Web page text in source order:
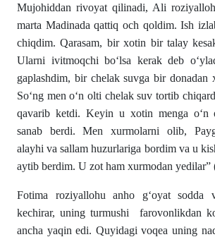
Mujohiddan rivoyat qilinadi, Ali
marta Madinada qattiq och qoldim. Ish
chiqdim. Qarasam, bir xotin bir talay
Ularni ivitmoqchi bo‘lsa kerak deb
gaplashdim, bir chelak suvga bir donadan
So‘ng men o‘n olti chelak suv tortib
qavarib ketdi. Keyin u xotin menga o‘n
sanab berdi. Men xurmolarni olib,
alayhi va sallam huzurlariga bordim va u
aytib berdim. U zot ham xurmodan yedilar”
Fotima roziyallohu anho g‘oyat sodda
kechirar, uning turmushi
farovonlikdan
ancha yaqin edi. Quyidagi voqea uning